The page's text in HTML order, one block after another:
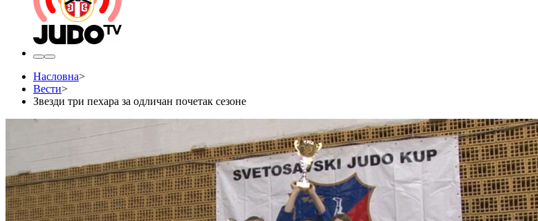
Насловна>
Вести>
​Звезди три пехара за одличан почетак сезоне